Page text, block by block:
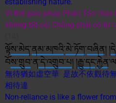
Vì thế giáo pháp Phật| Tán
không tất cả| Chẳng phải có tự
ལྟོས་མེད་ནམ་མཁའི་མེ་ཏོག་བཞིན། །
བོས་གྲུབ་ན་དེ་འགྲུབ་པ། །རྒྱུ་དང་རྐྱེན
無待猶如虛空華 是故不依觀待
相待違
Non-reliance is like a flower